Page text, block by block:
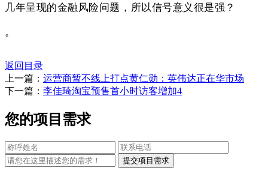
几年呈现的金融风险问题，所以信号意义很是强？
。
返回目录
上一篇： 运营商暂不线上打点黄仁勋：英伟达正在华市场
下一篇： 李佳琦淘宝预售首小时访客增加4
您的项目需求